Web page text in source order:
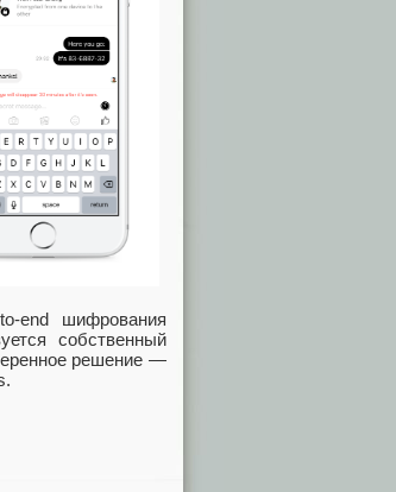
end шифрования
собственный
решение —